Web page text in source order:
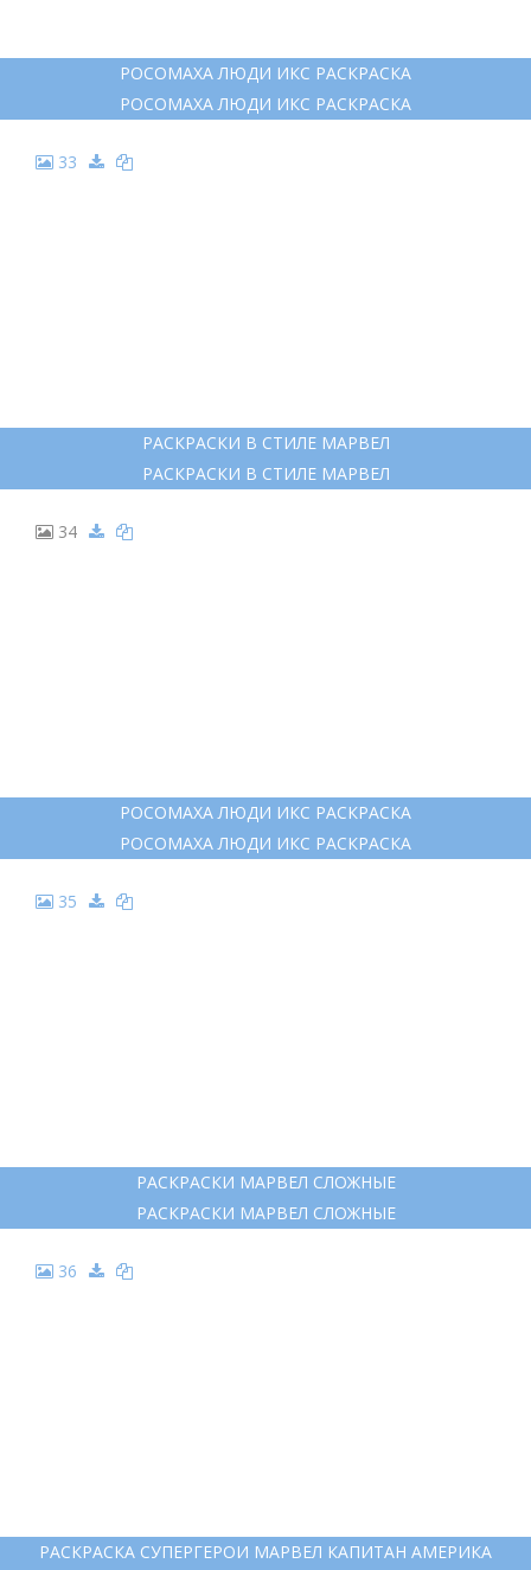
РОСОМАХА ЛЮДИ ИКС РАСКРАСКА
РОСОМАХА ЛЮДИ ИКС РАСКРАСКА
33
РАСКРАСКИ В СТИЛЕ МАРВЕЛ
РАСКРАСКИ В СТИЛЕ МАРВЕЛ
34
РОСОМАХА ЛЮДИ ИКС РАСКРАСКА
РОСОМАХА ЛЮДИ ИКС РАСКРАСКА
35
РАСКРАСКИ МАРВЕЛ СЛОЖНЫЕ
РАСКРАСКИ МАРВЕЛ СЛОЖНЫЕ
36
РАСКРАСКА СУПЕРГЕРОИ МАРВЕЛ КАПИТАН АМЕРИКА